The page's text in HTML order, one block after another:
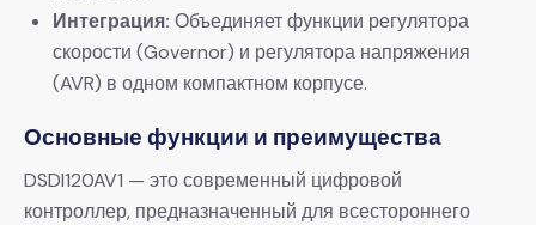
​Интеграция:​ ​ Объединяет функции регулятора
скорости (Governor) и регулятора напряжения
(AVR) в одном компактном корпусе.
​Основные функции и преимущества​
DSDI120AV1 — это современный цифровой
контроллер, предназначенный для всестороннего